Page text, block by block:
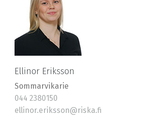
Ellinor Eriksson
Sommarvikarie
044 2380150
ellinor.eriksson@riska.fi